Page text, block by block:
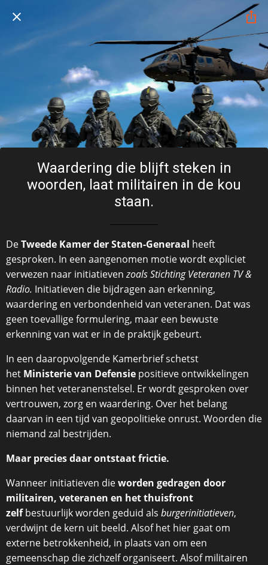
Waardering die blijft steken in
woorden, laat militairen in de kou
staan.
DeTweede Kamer der Staten-Generaal heeft
gesproken. In een aangenomen motie wordt expliciet
verwezen naar initiatievenzoals Stichting Veteranen TV &
Radio. Initiatieven die bijdragen aan erkenning,
waardering en verbondenheid van veteranen. Dat was
geen toevallige formulering, maar een bewuste
erkenning van wat er in de praktijk gebeurt.
In een daaropvolgende Kamerbrief schetst
het Ministerie van Defensie positieve ontwikkelingen
binnen het veteranenstelsel. Er wordt gesproken over
vertrouwen, zorg en waardering. Over het belang
daarvan in een tijd van geopolitieke onrust. Woorden die
niemand zal bestrijden.
Maar precies daar ontstaat frictie.
Wanneer initiatieven dieworden gedragen door
militairen, veteranen en het thuisfront
zelfbestuurlijk worden geduid als burgerinitiatieven,
verdwijnt de kern uit beeld. Alsof het hier gaat om
externe betrokkenheid, in plaats van om een
gemeenschap die zichzelf organiseert. Alsof militairen